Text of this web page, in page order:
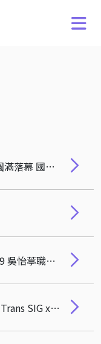
2026 TSWIM 國際學術研討會圓滿落幕 國內外頂尖資管學者齊聚科管院
【活動轉知】履歷撰寫課程5/29 吳怡葶職涯諮詢師：打造跨領域法律人高勝率履歷
【科管院師生限定】2026 Digi Trans SIG x Young TEN微聚｜聯名活動